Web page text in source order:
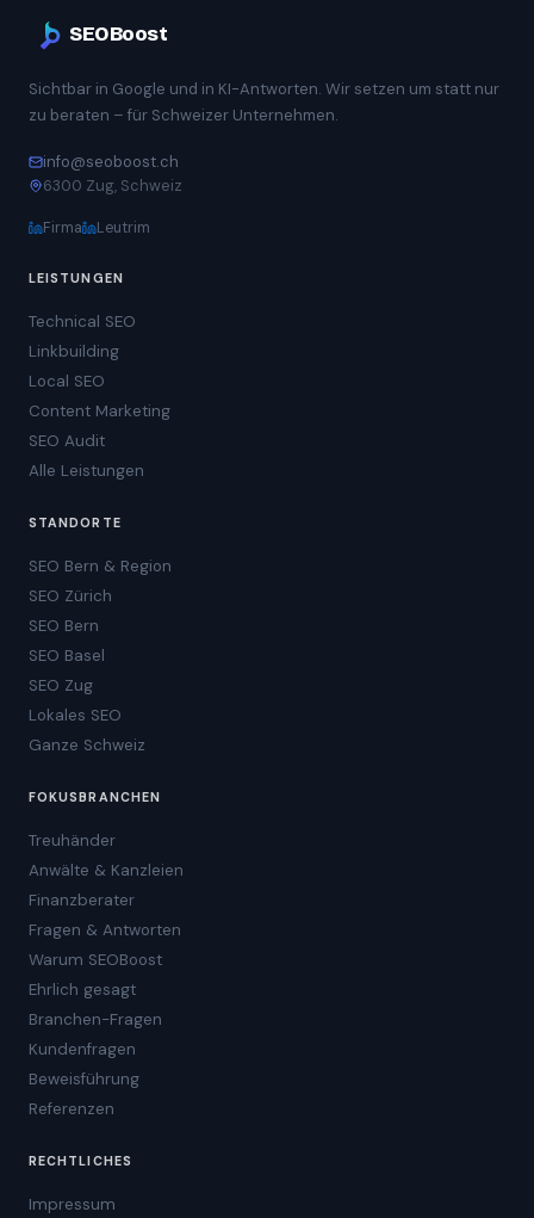
SEOBoost
Sichtbar in Google und in KI-Antworten. Wir setzen um statt nur
zu beraten – für Schweizer Unternehmen.
info@seoboost.ch
6300 Zug, Schweiz
Firma Leutrim
LEISTUNGEN
Technical SEO
Linkbuilding
Local SEO
Content Marketing
SEO Audit
Alle Leistungen
STANDORTE
SEO Bern & Region
SEO Zürich
SEO Bern
SEO Basel
SEO Zug
Lokales SEO
Ganze Schweiz
FOKUSBRANCHEN
Treuhänder
Anwälte & Kanzleien
Finanzberater
Fragen & Antworten
Warum SEOBoost
Ehrlich gesagt
Branchen-Fragen
Kundenfragen
Beweisführung
Referenzen
RECHTLICHES
Impressum